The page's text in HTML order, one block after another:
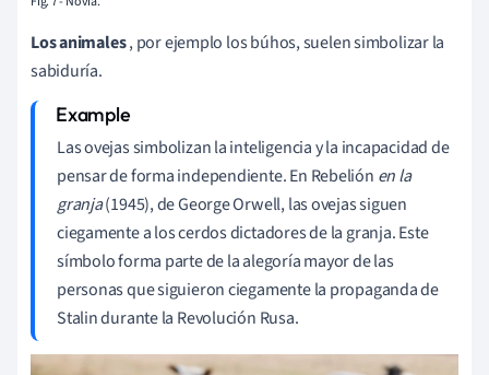
Los animales, por ejemplo los búhos, suelen simbolizar la
sabiduría.
Las ovejas simbolizan la inteligencia y la incapacidad de
pensar de forma independiente. En Rebelión en la
granja(1945), de George Orwell, las ovejas siguen
ciegamente a los cerdos dictadores de la granja. Este
símbolo forma parte de la alegoría mayor de las
personas que siguieron ciegamente la propaganda de
Stalin durante la Revolución Rusa.